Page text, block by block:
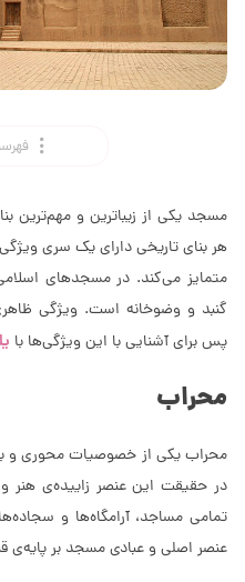
مسجد یکی از زیباترین و مهم‌ترین
هر بنای تاریخی دارای یک سری
متمایز می‌کند. در مسجدهای
گنبد و وضوخانه است. ویژگی
پس برای آشنایی با این ویژگی‌ها با
محراب
محراب یکی از خصوصیات محوری و
در حقیقت این عنصر زاییده‌ی
تمامی مساجد، آرامگاه‌ها و
عنصر اصلی و عبادی مسجد بر پایه‌ی